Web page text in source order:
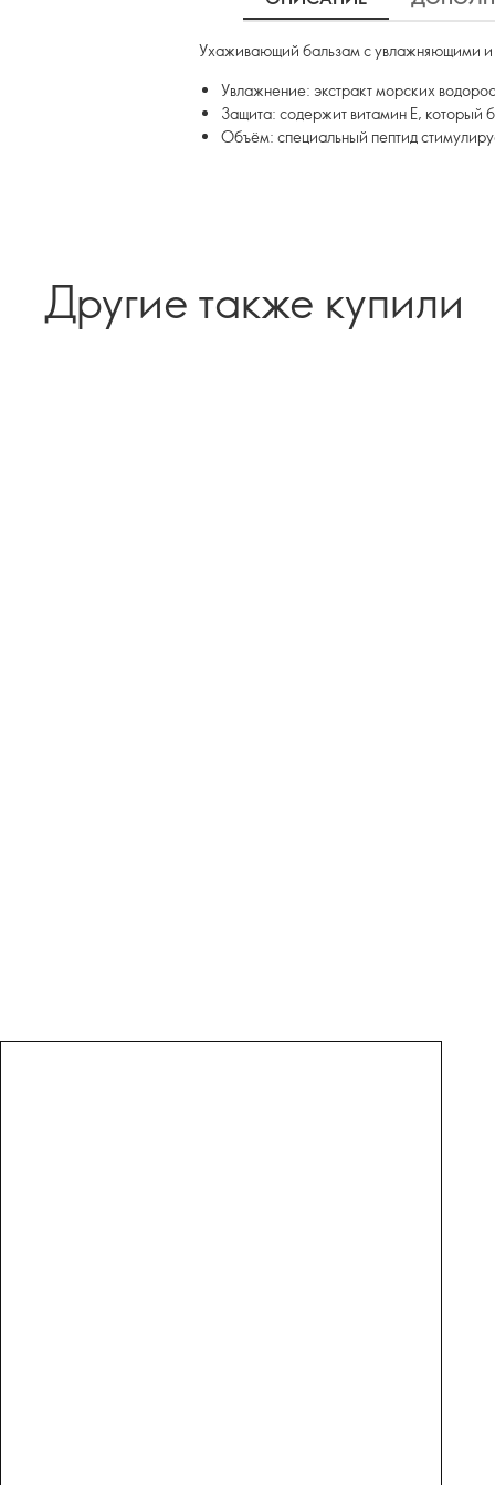
Ухаживающий бальзам с увлажняющими и
Увлажнение: экстракт морских
Защита: содержит витамин E, который
Объём: специальный пептид
Другие также купили